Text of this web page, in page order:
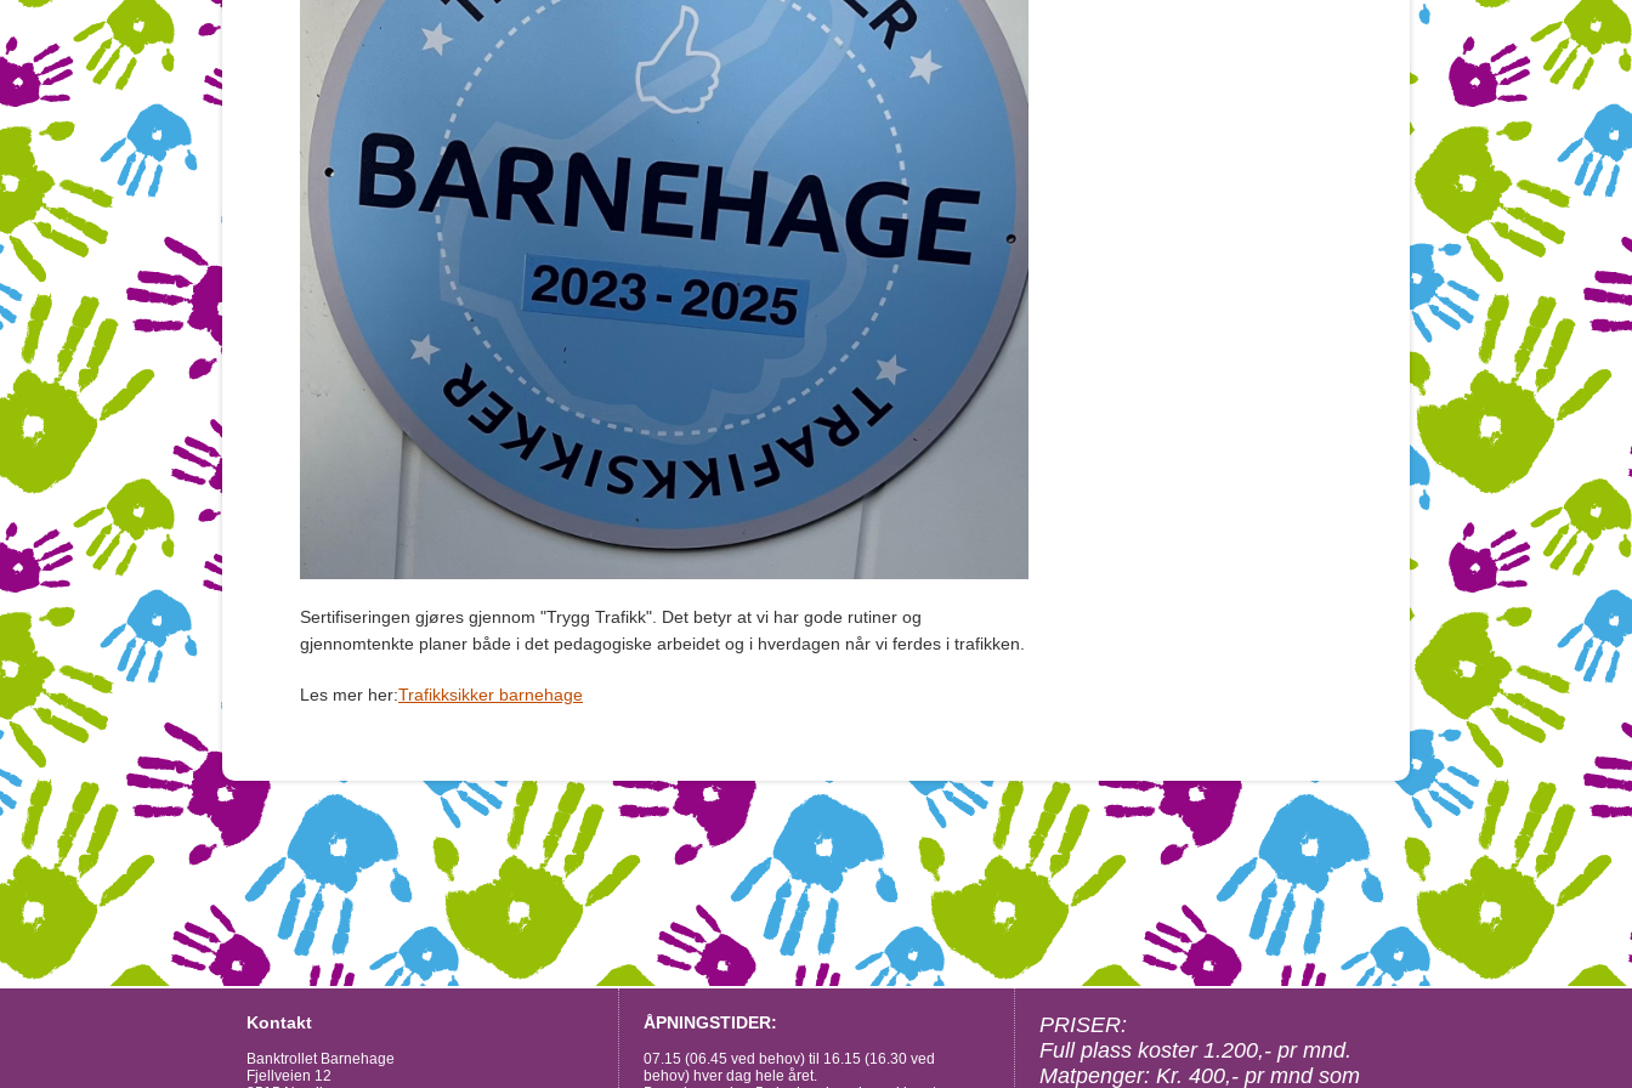
Sertifiseringen gjøres gjennom "Trygg Trafikk". Det betyr at vi har gode rutiner og
gjennomtenkte planer både i det pedagogiske arbeidet og i hverdagen når vi ferdes i trafikken.
Les mer her:Trafikksikker barnehage
Kontakt
Banktrollet Barnehage
Fjellveien 12
ÅPNINGSTIDER:
07.15 (06.45 ved behov) til 16.15 (16.30 ved
behov) hver dag hele året.
PRISER:
Full plass koster 1.200,- pr mnd.
Matpenger: Kr. 400,- pr mnd som